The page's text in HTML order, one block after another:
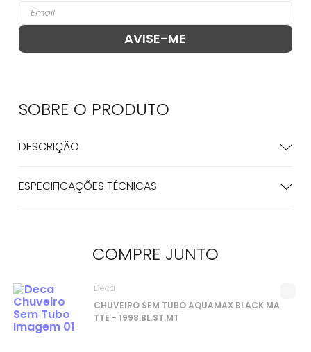
SOBRE O PRODUTO
DESCRIÇÃO
ESPECIFICAÇÕES TÉCNICAS
COMPRE JUNTO
CHUVEIRO SEM TUBO AQUAMAX BLACK MA
TTE - 1998.BL.ST.MT
Deca